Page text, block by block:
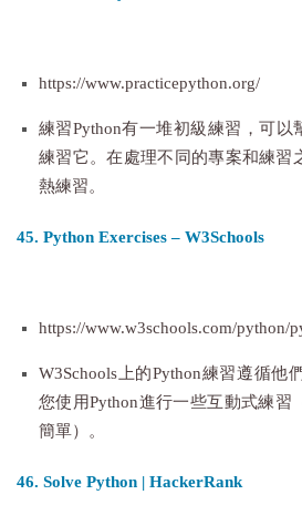
https://www.practicepython.org/
練習Python有一堆初級練習，可以
練習它。在處理不同的專案和練習
熱練習。
45. Python Exercises – W3Schools
https://www.w3schools.com/python/
W3Schools上的Python練習遵循他
您使用Python進行一些互動式練習
簡單）。
46. Solve Python | HackerRank